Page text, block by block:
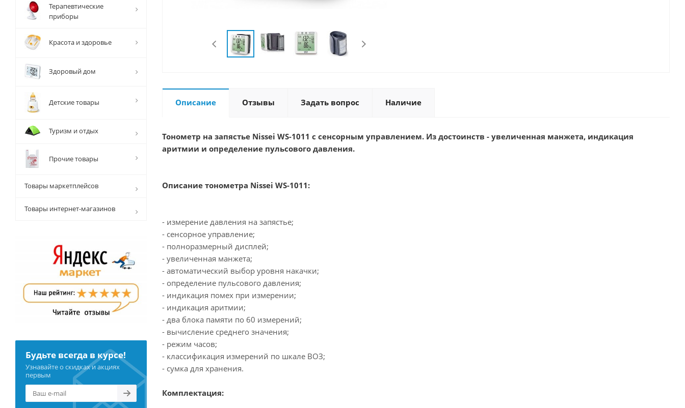
Описание Отзывы Задать вопрос Наличие
Тонометр на запястье Nissei WS-1011 с сенсорным управлением. Из достоинств - увеличенная манжета, индикация
аритмии и определение пульсового давления.
Описание тонометра Nissei WS-1011:
- измерение давления на запястье;
- сенсорное управление;
- полноразмерный дисплей;
- увеличенная манжета;
- автоматический выбор уровня накачки;
- определение пульсового давления;
- индикация помех при измерении;
- индикация аритмии;
- два блока памяти по 60 измерений;
- вычисление среднего значения;
- режим часов;
- классификация измерений по шкале ВОЗ;
- сумка для хранения.
Комплектация:
Терапевтические
приборы
Красота и здоровье
Здоровый дом
Детские товары
Туризм и отдых
Прочие товары
Товары маркетплейсов
Товары интернет-магазинов
Будьте всегда в курсе!
Узнавайте о скидках и акциях
первым